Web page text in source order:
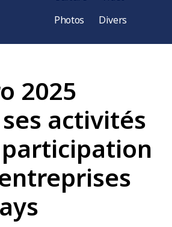
Photos
Divers
2025
activités